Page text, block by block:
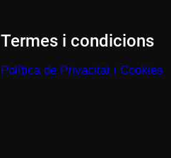
Termes i condicions
Política de Privacitat i Cookies